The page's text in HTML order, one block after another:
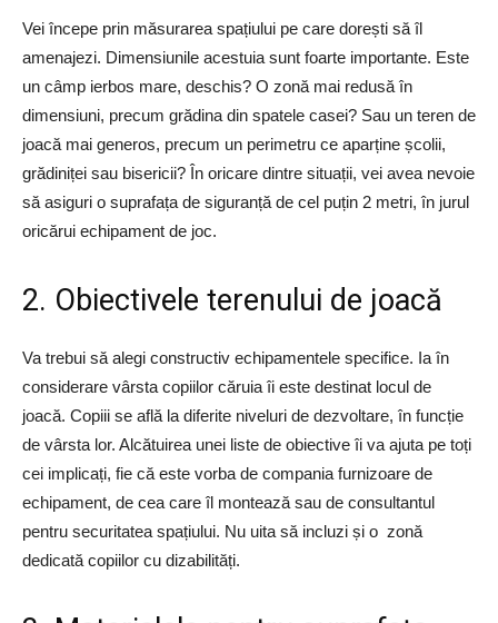
Vei începe prin măsurarea spațiului pe care dorești să îl
amenajezi. Dimensiunile acestuia sunt foarte importante. Este
un câmp ierbos mare, deschis? O zonă mai redusă în
dimensiuni, precum grădina din spatele casei? Sau un teren de
joacă mai generos, precum un perimetru ce aparține școlii,
grădiniței sau bisericii? În oricare dintre situații, vei avea nevoie
să asiguri o suprafața de siguranță de cel puțin 2 metri, în jurul
oricărui echipament de joc.
2. Obiectivele terenului de joacă
Va trebui să alegi constructiv echipamentele specifice. Ia în
considerare vârsta copiilor căruia îi este destinat locul de
joacă. Copiii se află la diferite niveluri de dezvoltare, în funcție
de vârsta lor. Alcătuirea unei liste de obiective îi va ajuta pe toți
cei implicați, fie că este vorba de compania furnizoare de
echipament, de cea care îl montează sau de consultantul
pentru securitatea spațiului. Nu uita să incluzi și o zonă
dedicată copiilor cu dizabilități.